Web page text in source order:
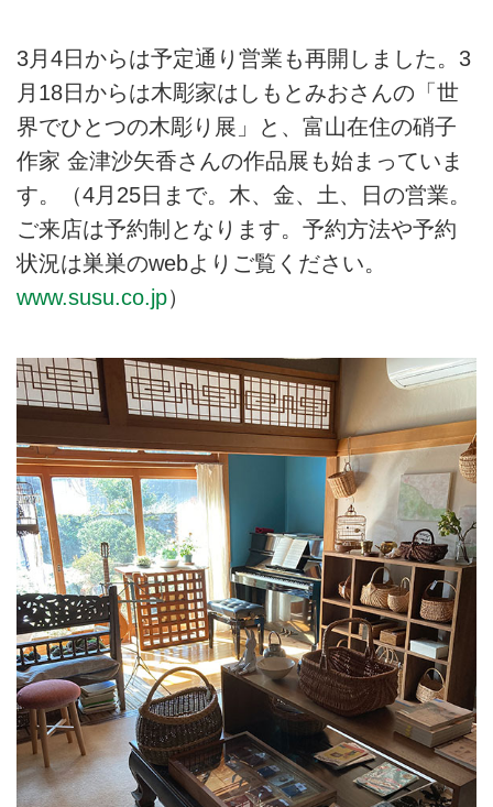
3月4日からは予定通り営業も再開しました。3
月18日からは木彫家はしもとみおさんの「世
界でひとつの木彫り展」と、富山在住の硝子
作家 金津沙矢香さんの作品展も始まっていま
す。
（4月25日まで。木、金、土、日の営業。
ご来店は予約制となります。予約方法や予約
状況は巣巣のwebよりご覧ください。
www.susu.co.jp）